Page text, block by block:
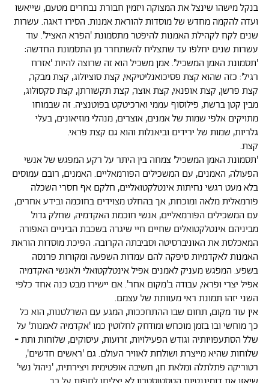
בנקל מישהו שינצל את המצוקה ויזמין חבורת נבחרים מטעם, שייאשו
ועדה להקמה מחדש של מוסדות להוראת אמנות. הסירו דאגה. עשרות
שנים לקח לקהילת האמנות להיפטר מתסמונת 'הפרא האציל'. עוד
עשרות שנים יחלפו עד שתצליח להשתחרר מן התסמונת החדשה:
'תסמונת האמן המשכיל'. אמן משכיל הוא זה שרוצה להיות 'אזרח
רגיל': כזה שהוא קצת פסיכואנליטיקאי, קצת סוציולוג, קצת מבקר,
קצת פרשן, קצת אופנאי, קצת אוצר, קצת תקשורתן, קצת סקסולוג,
מבין קטן ברשת, פילוסוף עממי וארכיטקט בפוטנציה. זה שבמוחו
מתויקים אלפי שמות של אמנים, אוצרים, מנהלי מוזיאונים, בעלי
גלריות, שמות של ירידים וביאנלות והוא גם קצת פראי.
קצת.
'תסמונת האמן המשכיל' צמחה בין היתר על רקע המפגש של אנשי
הפעולה, האמנים, עם המשכילים הפורמאליים. האמנים, רובם עמוסים
בלא מעט רגשי נחיתות אינטלקטואליים, חלקם אף חסרי השכלה
פורמאלית מלאה ומוכחת, אך בהחלט מצוידים בחוכמה ובידע אחרים,
עם המשכילים הפורמאליים, אנשי חוכמת האקדמיה, שחלק גדול
מביניהם אינטלקטואלים שחיים חיי שיגרה בשכבת הביניים האפורה
המאכלסת את האוניברסיטה וסביבתה הקרובה. הפיכת מוסדות הוראת
האמנות לאקדמיות סיפקה להם עמדות השפעה ומקורות פרנסה
בשפע. המפגש מעניק לאמנים אפיל אינטלקטואלי ולאנשי האקדמיה
אפיל יצרי ופראי, עבודה ב'מקום אחר'. אם יישירו מבט כנה אחד כלפי
השני יזהו תמונת ראי מעוותת של עצמם.
אין עוד מקום, תחום שבו ההתחככות, המגע עם השרלטנות, הוא כל
כך מוחשי ובו בזמן מוכחש ומודחק לחלוטין כמו 'אקדמיה לאמנות' על
שלל הסתעפויותיה וגודש הפעילויות, זרועות, עיסוקים, שלוחות ותת-
שלוחות שהיא מייצרת ושולחת לאוויר העולם. גם 'ראשים חדשים',
רטוריקה פתלתלה ומלאת חן, חשיבה אופטימית ויצירתית, 'ניהול נשי'